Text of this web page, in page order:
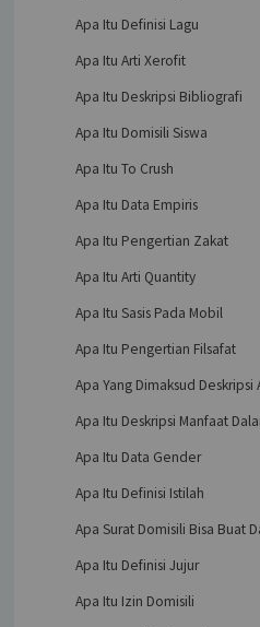
Apa Itu Definisi Lagu
Apa Itu Arti Xerofit
Apa Itu Deskripsi Bibliografi
Apa Itu Domisili Siswa
Apa Itu To Crush
Apa Itu Data Empiris
Apa Itu Pengertian Zakat
Apa Itu Arti Quantity
Apa Itu Sasis Pada Mobil
Apa Itu Pengertian Filsafat
Apa Yang Dimaksud Deskripsi
Apa Itu Deskripsi Manfaat
Apa Itu Data Gender
Apa Itu Definisi Istilah
Apa Surat Domisili Bisa Buat
Apa Itu Definisi Jujur
Apa Itu Izin Domisili